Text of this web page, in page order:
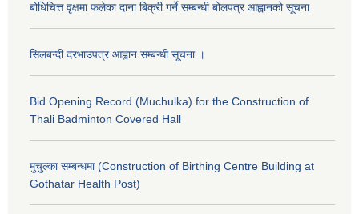
बोधिचित्त वृक्षमा फलेका दाना बिक्री गर्ने सम्बन्धी बोलपत्र आह्वानको सूचना
सिलबन्दी दरभाउपत्र आह्वान सम्बन्धी सूचना ।
Bid Opening Record (Muchulka) for the Construction of
Thali Badminton Covered Hall
मुचुल्का सम्बन्धमा (Construction of Birthing Centre Building at
Gothatar Health Post)